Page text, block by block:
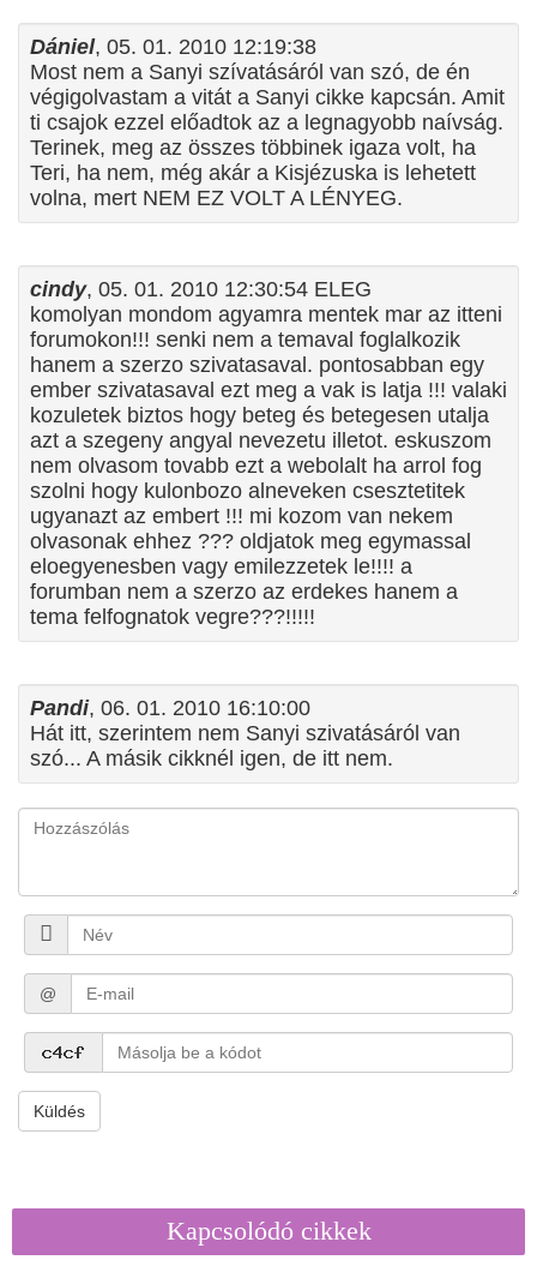
Dániel, 05. 01. 2010 12:19:38
Most nem a Sanyi szívatásáról van szó, de én
végigolvastam a vitát a Sanyi cikke kapcsán. Amit
ti csajok ezzel előadtok az a legnagyobb naívság.
Terinek, meg az összes többinek igaza volt, ha
Teri, ha nem, még akár a Kisjézuska is lehetett
volna, mert NEM EZ VOLT A LÉNYEG.
cindy, 05. 01. 2010 12:30:54 ELEG
komolyan mondom agyamra mentek mar az itteni
forumokon!!! senki nem a temaval foglalkozik
hanem a szerzo szivatasaval. pontosabban egy
ember szivatasaval ezt meg a vak is latja !!! valaki
kozuletek biztos hogy beteg és betegesen utalja
azt a szegeny angyal nevezetu illetot. eskuszom
nem olvasom tovabb ezt a webolalt ha arrol fog
szolni hogy kulonbozo alneveken csesztetitek
ugyanazt az embert !!! mi kozom van nekem
olvasonak ehhez ??? oldjatok meg egymassal
eloegyenesben vagy emilezzetek le!!!! a
forumban nem a szerzo az erdekes hanem a
tema felfognatok vegre???!!!!!
Pandi, 06. 01. 2010 16:10:00
Hát itt, szerintem nem Sanyi szivatásáról van
szó... A másik cikknél igen, de itt nem.
@
Küldés
Kapcsolódó cikkek